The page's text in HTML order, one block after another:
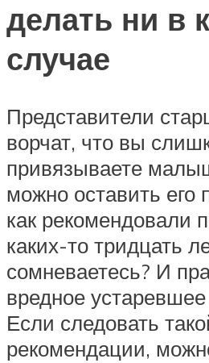
делать ни в
случае
Представители
ворчат, что вы
привязываете
можно оставить его
как рекомендовали
каких-то тридцать
сомневаетесь? И
вредное
Если следовать
рекомендации,